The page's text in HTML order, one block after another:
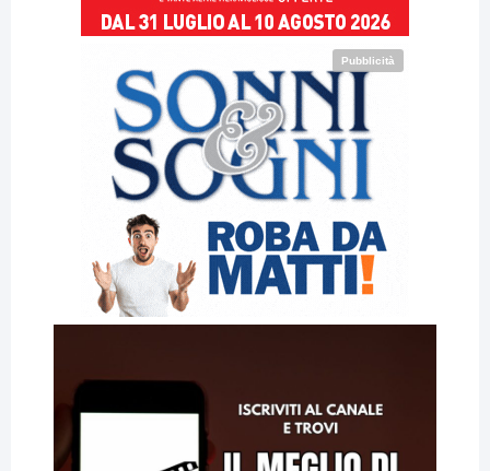
Pubblicità